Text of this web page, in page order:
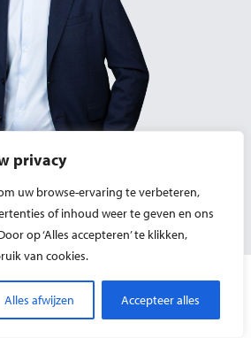
privacy
uw browse-ervaring te verbeteren,
of inhoud weer te geven en ons
op ‘Alles accepteren’ te klikken,
van cookies.
Alles afwijzen Accepteer alles